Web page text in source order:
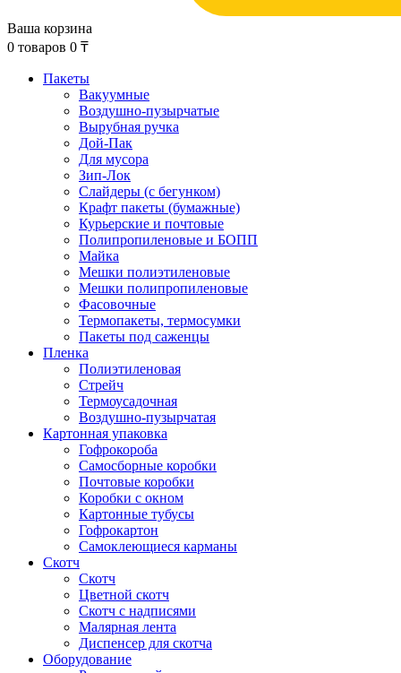
Ваша корзина
0 товаров 0 ₸
Пакеты
Вакуумные
Воздушно-пузырчатые
Вырубная ручка
Дой-Пак
Для мусора
Зип-Лок
Слайдеры (с бегунком)
Крафт пакеты (бумажные)
Курьерские и почтовые
Полипропиленовые и БОПП
Майка
Мешки полиэтиленовые
Мешки полипропиленовые
Фасовочные
Термопакеты, термосумки
Пакеты под саженцы
Пленка
Полиэтиленовая
Стрейч
Термоусадочная
Воздушно-пузырчатая
Картонная упаковка
Гофрокороба
Самосборные коробки
Почтовые коробки
Коробки с окном
Картонные тубусы
Гофрокартон
Самоклеющиеся карманы
Скотч
Скотч
Цветной скотч
Скотч с надписями
Малярная лента
Диспенсер для скотча
Оборудование